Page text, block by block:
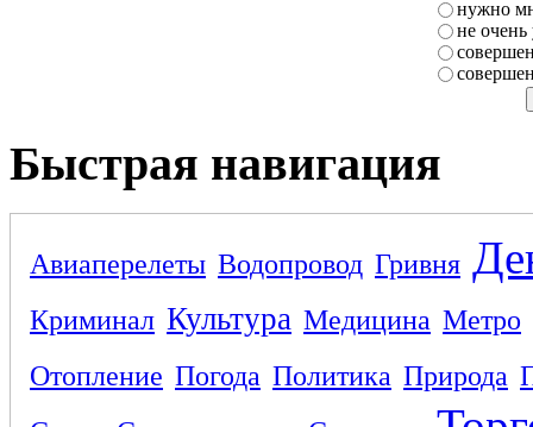
нужно
не очень
Быстрая навигация
Авиаперелеты Водопровод Гривня
Криминал Культура Медицина Метро
Отопление Погода Политика Природа